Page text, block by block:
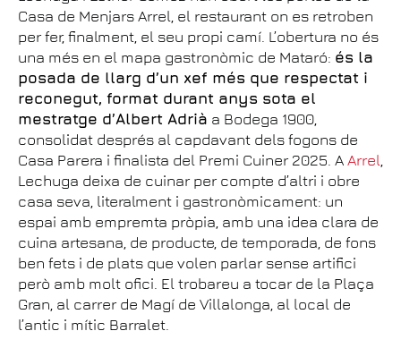
Casa de Menjars Arrel, el restaurant on es retroben
per fer, finalment, el seu propi camí. L’obertura no és
una més en el mapa gastronòmic de Mataró: és la
posada de llarg d’un xef més que respectat i
reconegut, format durant anys sota el
mestratge d’Albert Adrià a Bodega 1900,
consolidat després al capdavant dels fogons de
Casa Parera i finalista del Premi Cuiner 2025. A Arrel,
Lechuga deixa de cuinar per compte d’altri i obre
casa seva, literalment i gastronòmicament: un
espai amb empremta pròpia, amb una idea clara de
cuina artesana, de producte, de temporada, de fons
ben fets i de plats que volen parlar sense artifici
però amb molt ofici. El trobareu a tocar de la Plaça
Gran, al carrer de Magí de Villalonga, al local de
l’antic i mític Barralet.